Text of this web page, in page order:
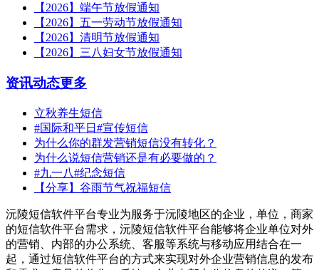
【2026】端午节放假通知
【2026】五一劳动节放假通知
【2026】清明节放假通知
【2026】三八妇女节放假通知
资讯动态更多
立秋养生短信
#国际和平日#宣传短信
为什么你的群发营销短信没有转化？
为什么说短信营销还是有必要做的？
#九一八#纪念短信
【分享】谷雨节气祝福短信
沅陵短信软件平台专业为服务于沅陵地区的企业，单位，商家
的短信软件平台需求，沅陵短信软件平台能够将企业单位对外
的营销、内部的办公系统、客服等系统与移动应用结合在一
起，通过短信软件平台的方式来实现对外企业营销信息的发布